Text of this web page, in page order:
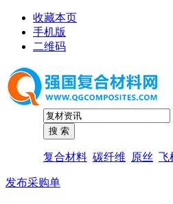
收藏本页
手机版
二维码
复合材料 碳纤维 原丝 飞
发布采购单